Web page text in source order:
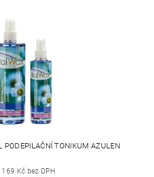
PODEPILAČNÍ TONIKUM AZULEN
169 Kč bez DPH